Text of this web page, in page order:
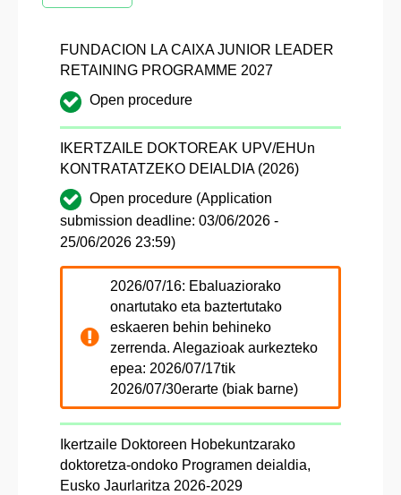
FUNDACION LA CAIXA JUNIOR LEADER
RETAINING PROGRAMME 2027
Open procedure
IKERTZAILE DOKTOREAK UPV/EHUn
KONTRATATZEKO DEIALDIA (2026)
Open procedure (Application
submission deadline: 03/06/2026 -
25/06/2026 23:59)
2026/07/16: Ebaluaziorako
onartutako eta baztertutako
eskaeren behin behineko
zerrenda. Alegazioak aurkezteko
epea: 2026/07/17tik
2026/07/30erarte (biak barne)
Ikertzaile Doktoreen Hobekuntzarako
doktoretza-ondoko Programen deialdia,
Eusko Jaurlaritza 2026-2029